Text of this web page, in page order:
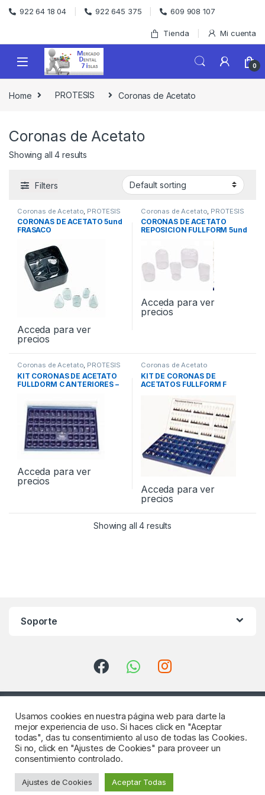
Skip to navigation
Skip to content
922 64 18 04 922 645 375 609 908 107
Tienda Mi cuenta
0
Home PROTESIS Coronas de Acetato
Coronas de Acetato
Showing all 4 results
Filters
Coronas de Acetato PROTESIS
CORONAS DE ACETATO 5und
FRASACO
Acceda para ver
precios
Coronas de Acetato PROTESIS
CORONAS DE ACETATO
REPOSICION FULLFORM 5und
Acceda para ver
precios
Coronas de Acetato, PROTESIS
KIT CORONAS DE ACETATO
FULLDORM C ANTERIORES –
Acceda para ver
precios
Coronas de Acetato
KIT DE CORONAS DE
ACETATOS FULLFORM F
Acceda para ver
precios
Showing all 4 results
Soporte
¿Consultas? Llámenos
922 64 18 04
Usamos cookies en nuestra página web para darte la
mejor experiencia de uso. Si haces click en "Aceptar
todas", das tu consentimiento al uso de todas las Cookies.
Si no, click en "Ajustes de Cookies" para proveer un
consentimiento controlado.
Ajustes de Cookies Aceptar Todas